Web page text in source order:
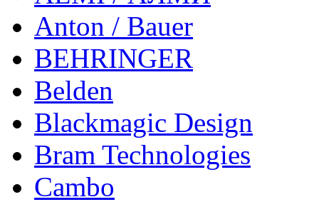
Anton / Bauer
BEHRINGER
Belden
Blackmagic Design
Bram Technologies
Cambo